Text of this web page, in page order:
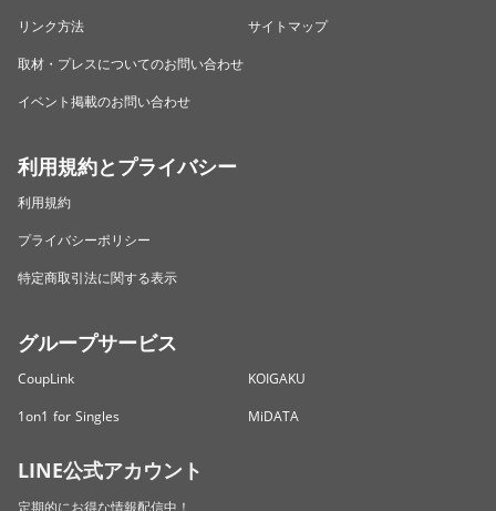
リンク方法
サイトマップ
取材・プレスについてのお問い合わせ
イベント掲載のお問い合わせ
利用規約とプライバシー
利用規約
プライバシーポリシー
特定商取引法に関する表示
グループサービス
CoupLink
KOIGAKU
1on1 for Singles
MiDATA
LINE公式アカウント
定期的にお得な情報配信中！